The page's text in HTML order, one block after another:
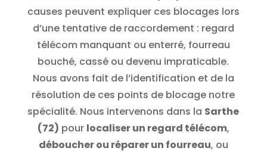
causes peuvent expliquer ces blocages lors
d’une tentative de raccordement : regard
télécom manquant ou enterré, fourreau
bouché, cassé ou devenu impraticable.
Nous avons fait de l’identification et de la
résolution de ces points de blocage notre
spécialité. Nous intervenons dans la Sarthe
(72) pour localiser un regard télécom,
déboucher ou réparer un fourreau, ou